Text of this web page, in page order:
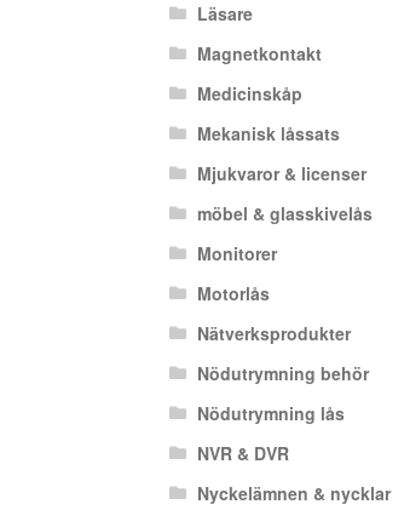
Läsare
Magnetkontakt
Medicinskåp
Mekanisk låssats
Mjukvaror & licenser
möbel & glasskivelås
Monitorer
Motorlås
Nätverksprodukter
Nödutrymning behör
Nödutrymning lås
NVR & DVR
Nyckelämnen & nycklar